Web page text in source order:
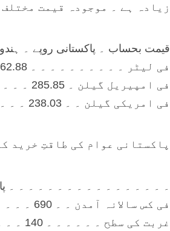
زیادہ ہے ۔ موجودہ قیمت
قیمت بحساب ۔ پاکستانی روپے ۔
فی لیٹر ۔ ۔ ۔ ۔ ۔ ۔ ۔ ۔ ۔ ۔ 62.88 ۔ ۔ ۔ ۔ ۔ 38.58 ۔ ۔ ۔ ۔ ۔ ۔ ۔ ۔ 0.50 ۔ ۔ ۔ ۔ ۔ ۔ ۔ 1.00
فی امپیریل گیلن ۔ 285.85 ۔ ۔ ۔ ۔ 175.37 ۔ ۔ ۔ ۔ ۔ ۔ ۔ 2.28 ۔ ۔ ۔ ۔ ۔ ۔ ۔ 4.55
فی امریکی گیلن ۔ ۔ 238.03 ۔ ۔ ۔ ۔ 146.03 ۔ ۔ ۔ ۔ ۔ ۔ ۔ 1.90 ۔ ۔ ۔ ۔ ۔ ۔ ۔ 3.79
پاکستانی عوام کی طاقتِ خرید
۔ ۔ ۔ ۔ ۔ ۔ ۔ ۔ ۔ ۔ ۔ ۔ ۔ ۔ ۔ ۔ ۔
فی کس سالانہ آمدن ۔ ۔ 690 ۔ ۔ ۔ ۔ ۔ 720 ۔ ۔ ۔ ۔ ۔ 37600 ۔ ۔ ۔ 43740
غربت کی سطح ۔ ۔ ۔ ۔ ۔ ۔ 140 ۔ ۔ ۔ ۔ ۔ 137 ۔ ۔ ۔ ۔ ۔ ۔ 10 ۔ ۔ ۔ ۔ ۔ ۔ ۔ 6